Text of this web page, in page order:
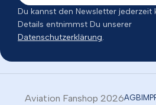
Du kannst den Newsletter jederzeit
Details entnimmst Du unserer
Datenschutzerklärung.
Aviation Fanshop 2026AGB